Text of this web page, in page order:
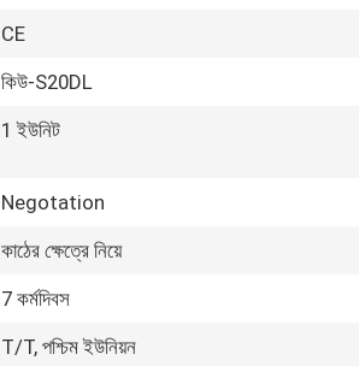
CE
কিউ-S20DL
1 ইউনিট
Negotation
কাঠের ক্ষেত্রে নিয়ে
7 কর্মদিবস
T/T, পশ্চিম ইউনিয়ন